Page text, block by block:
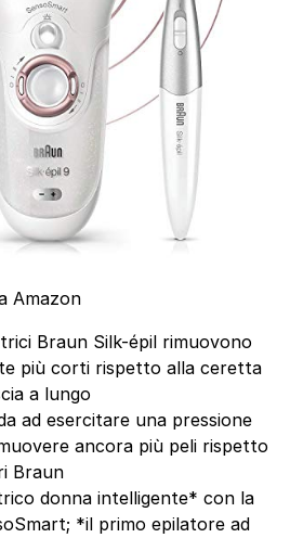
Amazon
Braun Silk-épil rimuovono
più corti rispetto alla ceretta
a lungo
ad esercitare una pressione
ancora più peli rispetto
Braun
donna intelligente* con la
*il primo epilatore ad